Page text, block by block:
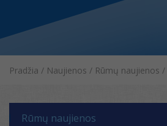
Pradžia / Naujienos / Rūmų naujienos /
Rūmų naujienos